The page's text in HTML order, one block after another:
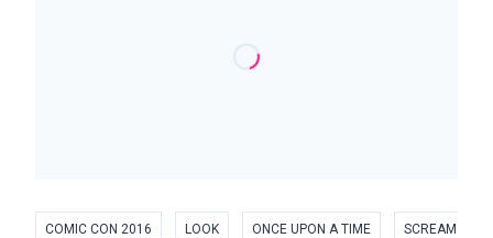
COMIC CON 2016 LOOK ONCE UPON A TIME
SCREAM